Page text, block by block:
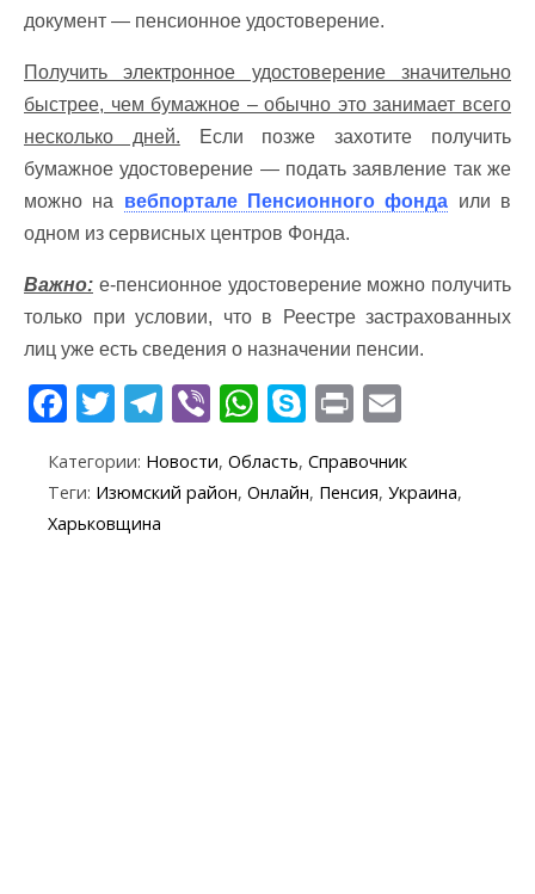
документ — пенсионное удостоверение.
Получить электронное удостоверение значительно
быстрее, чем бумажное – обычно это занимает всего
несколько дней. Если позже захотите получить
бумажное удостоверение — подать заявление так же
можно на вебпортале Пенсионного фонда или в
одном из сервисных центров Фонда.
Важно: е-пенсионное удостоверение можно получить
только при условии, что в Реестре застрахованных
лиц уже есть сведения о назначении пенсии.
F
ac
e
b
T
w
itt
er
T
el
e
gr
Vi
b
er
W
h
at
s
S
k
y
p
Pr
in
t ai
l
Категории: Новости, Область, Справочник
Теги: Изюмский район, Онлайн, Пенсия, Украина,
Харьковщина